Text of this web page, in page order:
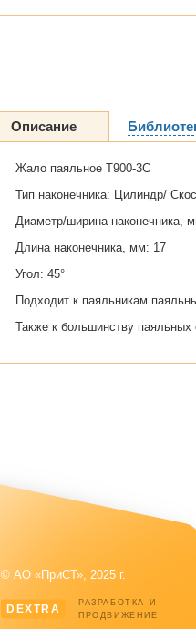
Описание
Жало паяльное T900-3С
Тип наконечника: Цилиндр/ Скос
Диаметр/ширина наконечника,
Длина наконечника, мм: 17
Угол: 45°
Подходит к паяльникам
Также к большинству
© АО «ПриСТ», 2025 г.
DEXTRA
РАЗРАБОТКА И
ПРОДВИЖЕНИЕ